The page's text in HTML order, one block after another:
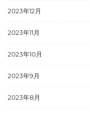
2023年12月
2023年11月
2023年10月
2023年9月
2023年8月